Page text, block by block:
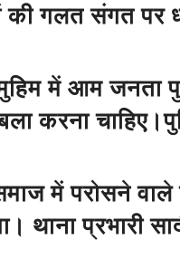
की गलत संगत पर
में आम जनता
करना
में परोसने वाले
थाना प्रभारी